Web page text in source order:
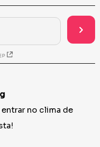
no clima de